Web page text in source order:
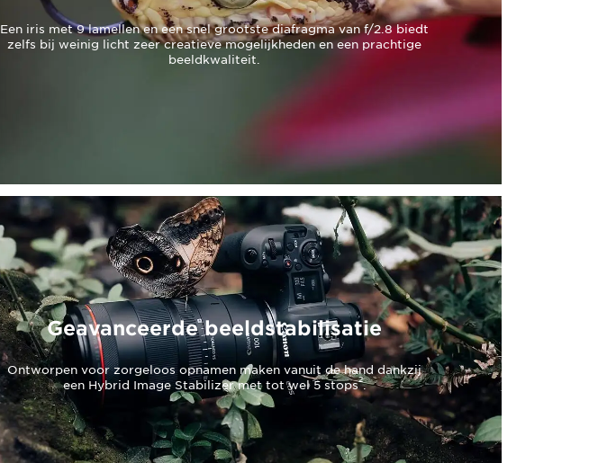
Een iris met 9 lamellen en een snel grootste diafragma van f/2.8 biedt
zelfs bij weinig licht zeer creatieve mogelijkheden en een prachtige
beeldkwaliteit.
Geavanceerde beeldstabilisatie
Ontworpen voor zorgeloos opnamen maken vanuit de hand dankzij
een Hybrid Image Stabilizer met tot wel 5 stops2.